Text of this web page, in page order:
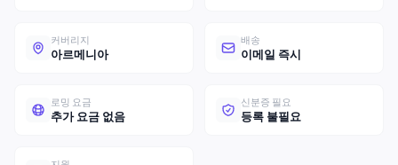
커버리지
아르메니아
배송
이메일 즉시
로밍 요금
추가 요금 없음
신분증 필요
등록 불필요